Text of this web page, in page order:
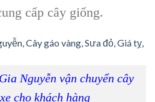
cấp cây giống.
Nguyễn vận chuyển cây
cho khách hàng